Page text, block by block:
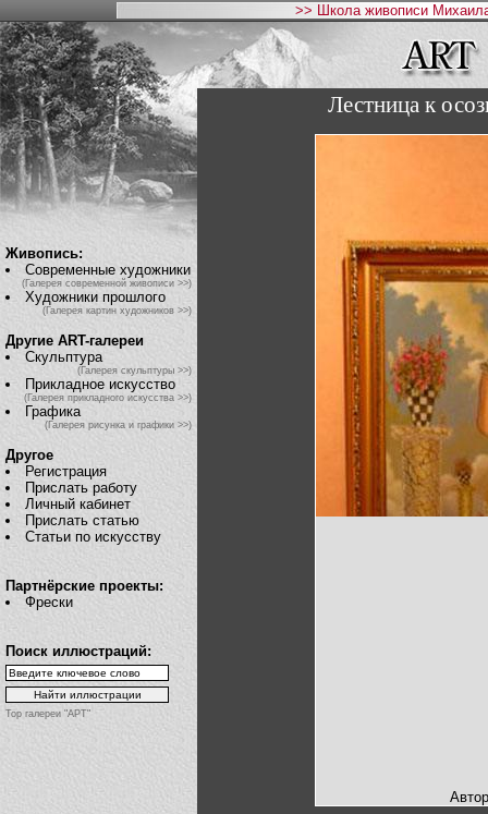
>> Школа живописи
Живопись:
Современные художники
(Галерея современной живописи >>)
Художники прошлого
(Галерея картин художников >>)
Другие ART-галереи
Скульптура
(Галерея скульптуры >>)
Прикладное искусство
(Галерея прикладного искусства >>)
Графика
(Галерея рисунка и графики >>)
Другое
Регистрация
Прислать работу
Личный кабинет
Прислать статью
Статьи по искусству
Партнёрские проекты:
Фрески
Поиск иллюстраций:
Top галереи "АРТ"
Лестница к